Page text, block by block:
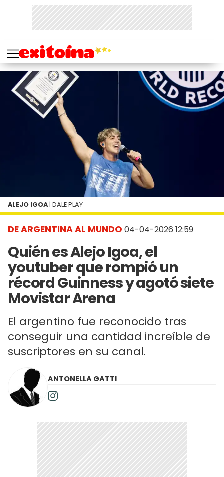
DE ARGENTINA AL MUNDO 04-04-2026 12:59
Quién es Alejo Igoa, el
youtuber que rompió un
récord Guinness y agotó siete
Movistar Arena
El argentino fue reconocido tras
conseguir una cantidad increíble de
suscriptores en su canal.
ALEJO IGOA | DALE PLAY
ANTONELLA GATTI